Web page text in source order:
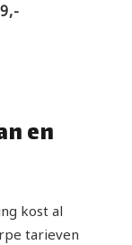
en
kost al
tarieven